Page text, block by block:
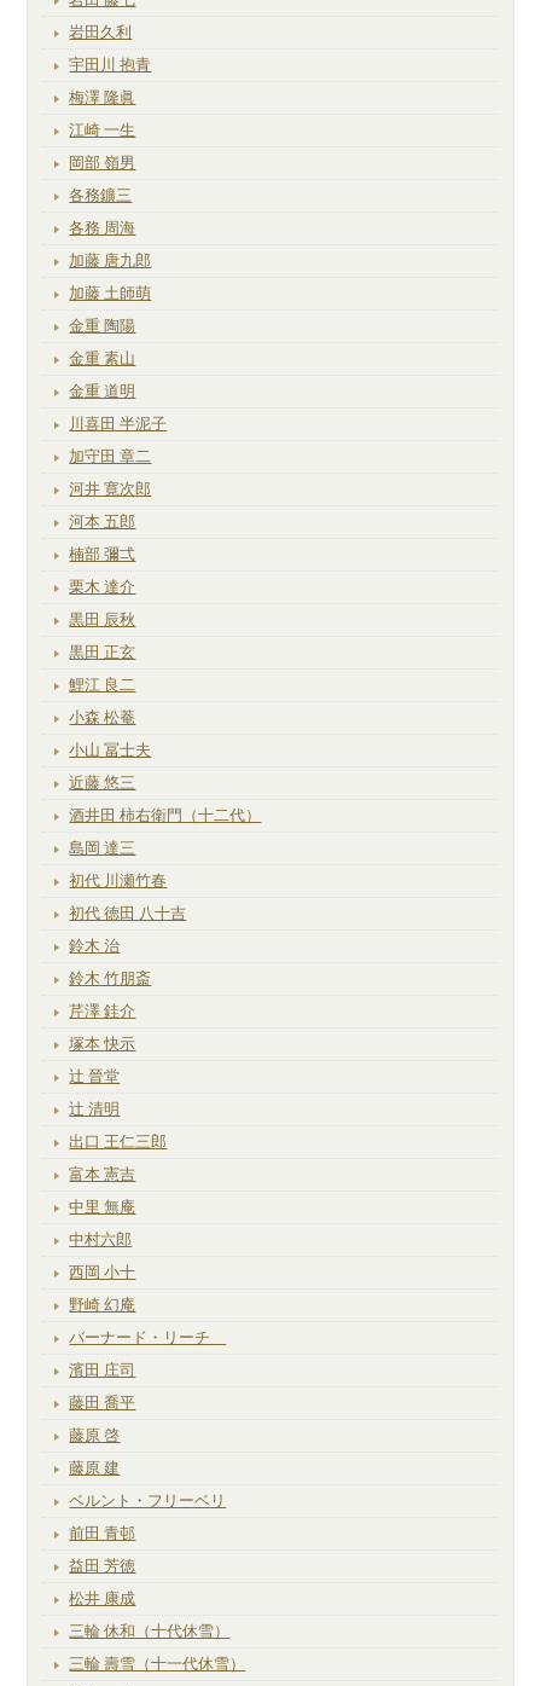
岩田久利
宇田川 抱青
梅澤 隆眞
江崎 一生
岡部 嶺男
各務鑛三
各務 周海
加藤 唐九郎
加藤 土師萌
金重 陶陽
金重 素山
金重 道明
川喜田 半泥子
加守田 章二
河井 寛次郎
河本 五郎
楠部 彌弌
栗木 達介
黒田 辰秋
黒田 正玄
鯉江 良二
小森 松菴
小山 冨士夫
近藤 悠三
酒井田 柿右衛門（十二代）
島岡 達三
初代 川瀬竹春
初代 徳田 八十吉
鈴木 治
鈴木 竹朋斎
芹澤 銈介
塚本 快示
辻 晉堂
辻 清明
出口 王仁三郎
富本 憲吉
中里 無庵
中村六郎
西岡 小十
野崎 幻庵
バーナード・リーチ
濱田 庄司
藤田 喬平
藤原 啓
藤原 建
ベルント・フリーベリ
前田 青邨
益田 芳徳
松井 康成
三輪 休和（十代休雪）
三輪 壽雪（十一代休雪）